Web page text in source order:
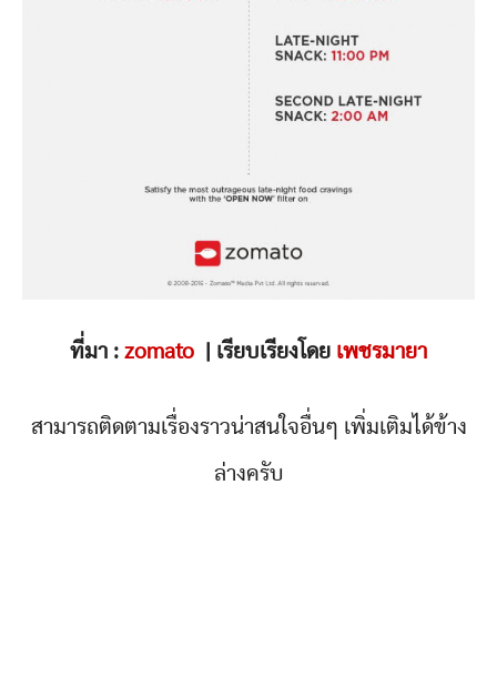
ที่มา : zomato | เรียบเรียงโดย เพชรมายา
สามารถติดตามเรื่องราวน่าสนใจอื่นๆ เพิ่มเติมได้ข้าง
ล่างครับ